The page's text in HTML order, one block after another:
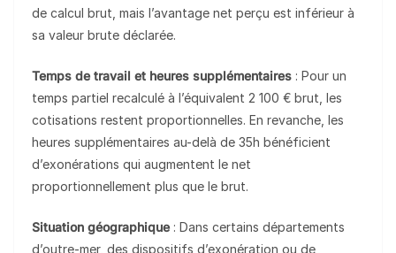
de calcul brut, mais l’avantage net perçu est inférieur à
sa valeur brute déclarée.
Temps de travail et heures supplémentaires : Pour un
temps partiel recalculé à l’équivalent 2 100 € brut, les
cotisations restent proportionnelles. En revanche, les
heures supplémentaires au-delà de 35h bénéficient
d’exonérations qui augmentent le net
proportionnellement plus que le brut.
Situation géographique: Dans certains départements
d’outre-mer, des dispositifs d’exonération ou de